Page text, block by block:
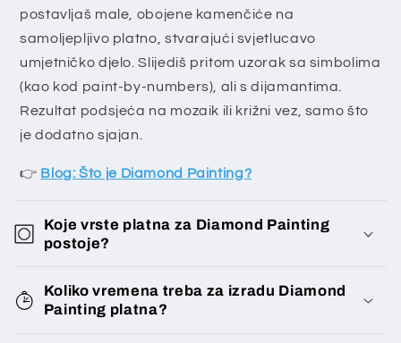
postavljaš male, obojene kamenčiće na
samoljepljivo platno, stvarajući svjetlucavo
umjetničko djelo. Slijediš pritom uzorak sa simbolima
(kao kod paint-by-numbers), ali s dijamantima.
Rezultat podsjeća na mozaik ili križni vez, samo što
je dodatno sjajan.
👉 Blog: Što je Diamond Painting?
Koje vrste platna za Diamond Painting
postoje?
Koliko vremena treba za izradu Diamond
Painting platna?